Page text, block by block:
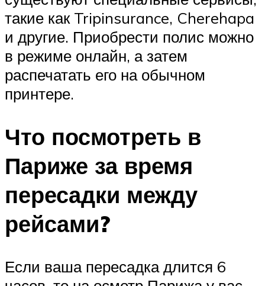
такие как Tripinsurance, Cherehapa
и другие. Приобрести полис можно
в режиме онлайн, а затем
распечатать его на обычном
принтере.
Что посмотреть в
Париже за время
пересадки между
рейсами?
Если ваша пересадка длится 6